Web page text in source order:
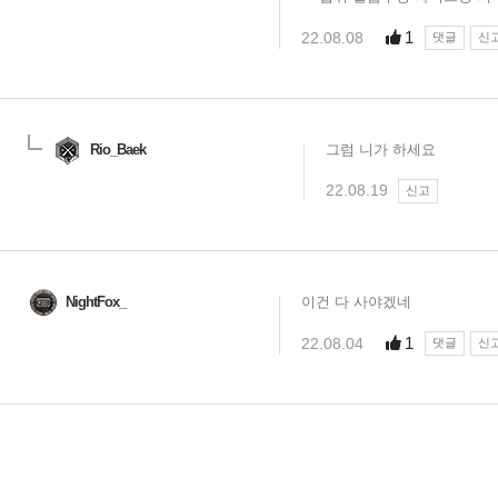
22.08.08 1 댓글 신
Rio_Baek 그럼 니가 하세요
22.08.19 신고
NightFox_ 이건 다 사야겠네
22.08.04 1 댓글 신